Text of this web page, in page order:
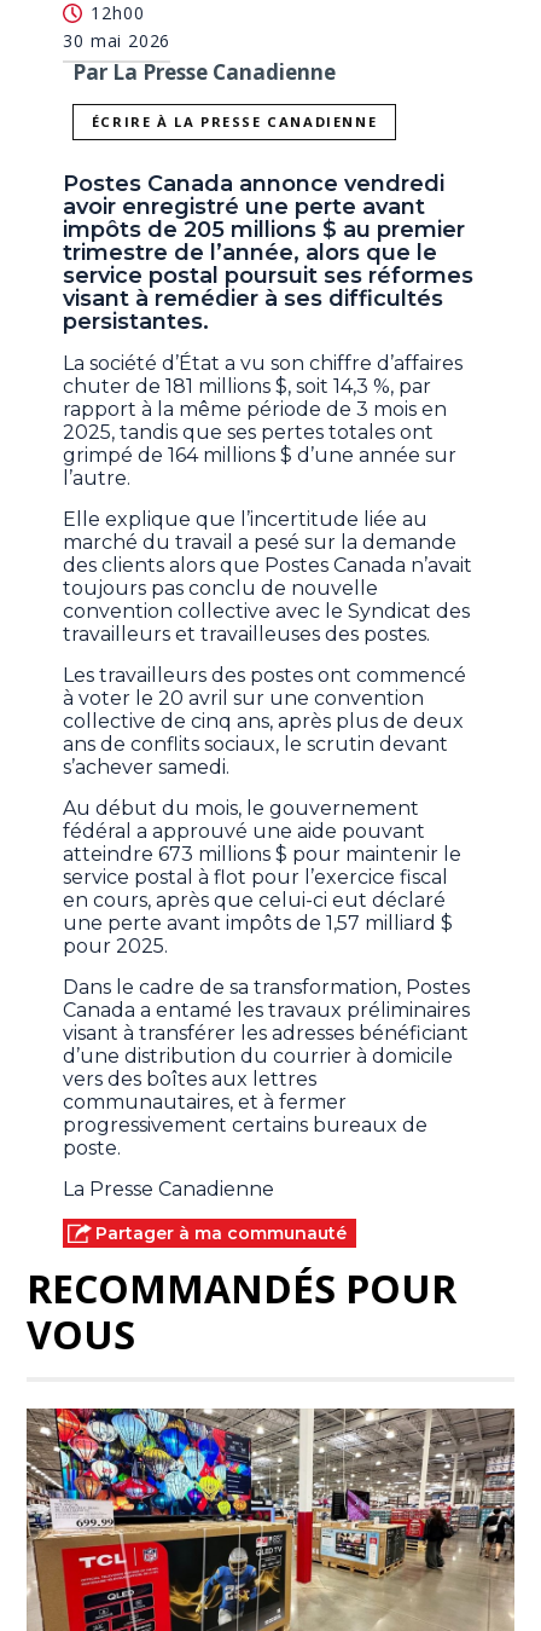
12h00
30 mai 2026
Par La Presse Canadienne
ÉCRIRE À LA PRESSE CANADIENNE
Postes Canada annonce vendredi
avoir enregistré une perte avant
impôts de 205 millions $ au premier
trimestre de l’année, alors que le
service postal poursuit ses réformes
visant à remédier à ses difficultés
persistantes.
La société d’État a vu son chiffre d’affaires
chuter de 181 millions $, soit 14,3 %, par
rapport à la même période de 3 mois en
2025, tandis que ses pertes totales ont
grimpé de 164 millions $ d’une année sur
l’autre.
Elle explique que l’incertitude liée au
marché du travail a pesé sur la demande
des clients alors que Postes Canada n’avait
toujours pas conclu de nouvelle
convention collective avec le Syndicat des
travailleurs et travailleuses des postes.
Les travailleurs des postes ont commencé
à voter le 20 avril sur une convention
collective de cinq ans, après plus de deux
ans de conflits sociaux, le scrutin devant
s’achever samedi.
Au début du mois, le gouvernement
fédéral a approuvé une aide pouvant
atteindre 673 millions $ pour maintenir le
service postal à flot pour l’exercice fiscal
en cours, après que celui-ci eut déclaré
une perte avant impôts de 1,57 milliard $
pour 2025.
Dans le cadre de sa transformation, Postes
Canada a entamé les travaux préliminaires
visant à transférer les adresses bénéficiant
d’une distribution du courrier à domicile
vers des boîtes aux lettres
communautaires, et à fermer
progressivement certains bureaux de
poste.
La Presse Canadienne
Partager à ma communauté
RECOMMANDÉS POUR
VOUS